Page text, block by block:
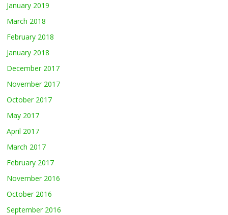
January 2019
March 2018
February 2018
January 2018
December 2017
November 2017
October 2017
May 2017
April 2017
March 2017
February 2017
November 2016
October 2016
September 2016